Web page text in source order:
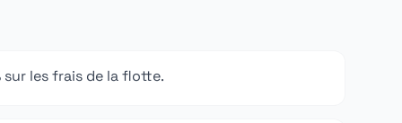
sur les frais de la flotte.